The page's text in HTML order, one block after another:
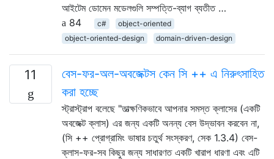
আইটেম ডোমেন মডেলগুলি সম্পত্তি-ব্যাগ ব্যতীত …
84
c#
object-oriented
object-oriented-design
domain-driven-design
11
বেস-ফর-অল-অবজেক্টস কেন সি ++ এ নিরুৎসাহিত
করা হচ্ছে
স্ট্রাস্ট্রাপ বলেছে "তাত্ক্ষণিকভাবে আপনার সমস্ত ক্লাসের (একটি
অবজেক্ট ক্লাস) এর জন্য একটি অনন্য বেস উদ্ভাবন করবেন না,
(সি ++ প্রোগ্রামিং ভাষার চতুর্থ সংস্করণ, সেক 1.3.4) বেস-
ক্লাস-ফর-সব কিছুর জন্য সাধারণত একটি খারাপ ধারণা এবং এটি